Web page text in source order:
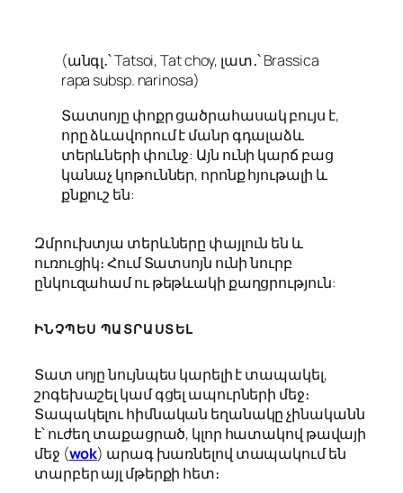
(անգլ․՝ Tatsoi, Tat choy, լատ․՝ Brassica
rapa subsp. narinosa)
Տատսոյը փոքր ցածրահասակ բույս է,
որը ձևավորում է մանր գդալաձև
տերևների փունջ: Այն ունի կարճ բաց
կանաչ կոթուններ, որոնք հյութալի և
քնքուշ են:
Զմրուխտյա տերևները փայլուն են և
ուռուցիկ։ Հում Տատսոյն ունի նուրբ
ընկուզահամ ու թեթևակի քաղցրություն:
ԻՆՉՊԵՍ ՊԱՏՐԱՍՏԵԼ
Տատ սոյը նույնպես կարելի է տապակել,
շոգեխաշել կամ գցել ապուրների մեջ։
Տապակելու հիմնական եղանակը չինականն
է՝ ուժեղ տաքացրած, կլոր հատակով թավայի
մեջ (wok) արագ խառնելով տապակում են
տարբեր այլ մթերքի հետ։